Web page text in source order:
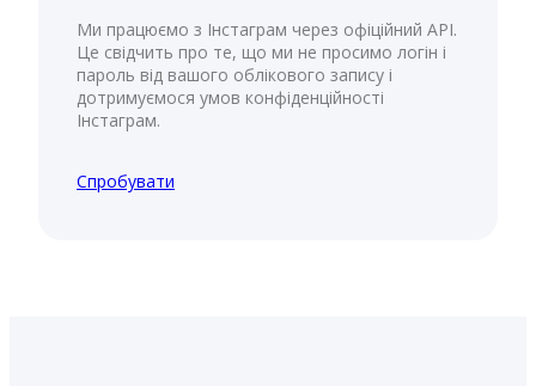
Ми працюємо з Інстаграм через офіційний API.
Це свідчить про те, що ми не просимо логін і
пароль від вашого облікового запису і
дотримуємося умов конфіденційності
Інстаграм.
Спробувати